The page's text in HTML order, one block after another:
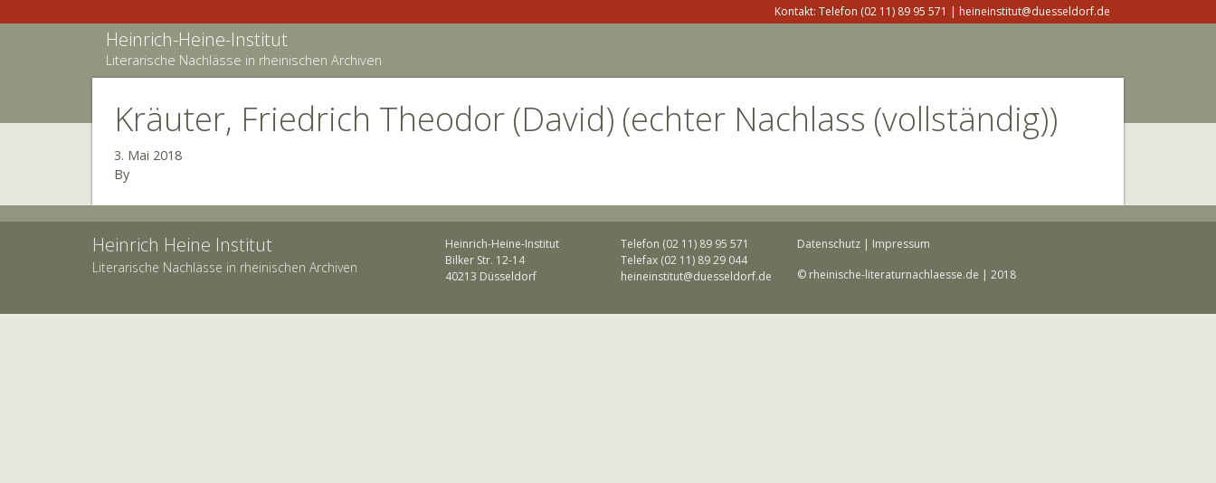
Kontakt: Telefon (02 11) 89 95 571 | heineinstitut@duesseldorf.de
Heinrich-Heine-Institut
Literarische Nachlässe in rheinischen Archiven
Kräuter, Friedrich Theodor (David) (echter Nachlass (vollständig))
3. Mai 2018
By
Heinrich Heine Institut
Literarische Nachlässe in rheinischen Archiven
Heinrich-Heine-Institut
Bilker Str. 12-14
40213 Düsseldorf
Telefon (02 11) 89 95 571
Telefax (02 11) 89 29 044
heineinstitut@duesseldorf.de
Datenschutz| Impressum
© rheinische-literaturnachlaesse.de | 2018